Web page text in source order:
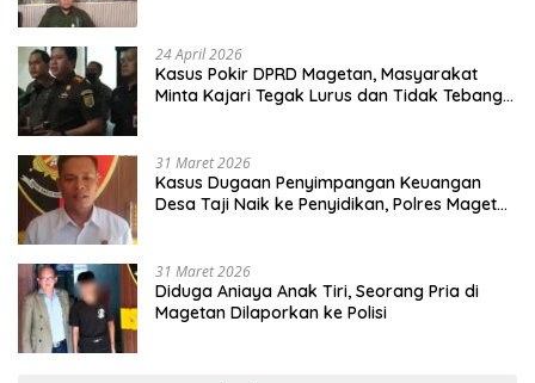
24 April 2026
Kasus Pokir DPRD Magetan, Masyarakat
Minta Kajari Tegak Lurus dan Tidak Tebang
31 Maret 2026
Kasus Dugaan Penyimpangan Keuangan
Desa Taji Naik ke Penyidikan, Polres Magetan
31 Maret 2026
Diduga Aniaya Anak Tiri, Seorang Pria di
Magetan Dilaporkan ke Polisi